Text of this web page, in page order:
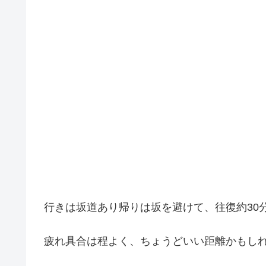
行きは坂道あり帰りは坂を避けて、往復約30
疲れ具合は程よく、ちょうどいい距離かもし